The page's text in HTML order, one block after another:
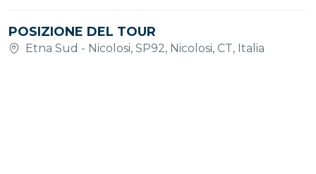
POSIZIONE DEL TOUR
Etna Sud - Nicolosi, SP92, Nicolosi, CT, Italia